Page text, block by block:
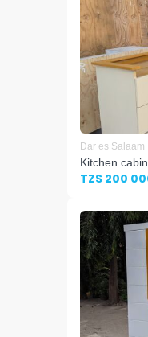
Dar es Salaam
Kitchen
TZS 200